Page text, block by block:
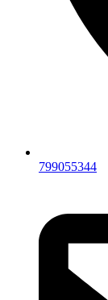
799055344